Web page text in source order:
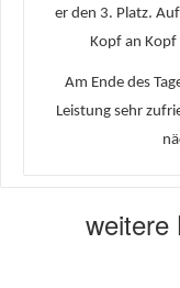
er den 3. Platz.
Kopf an
Am Ende des
Leistung sehr
weitere